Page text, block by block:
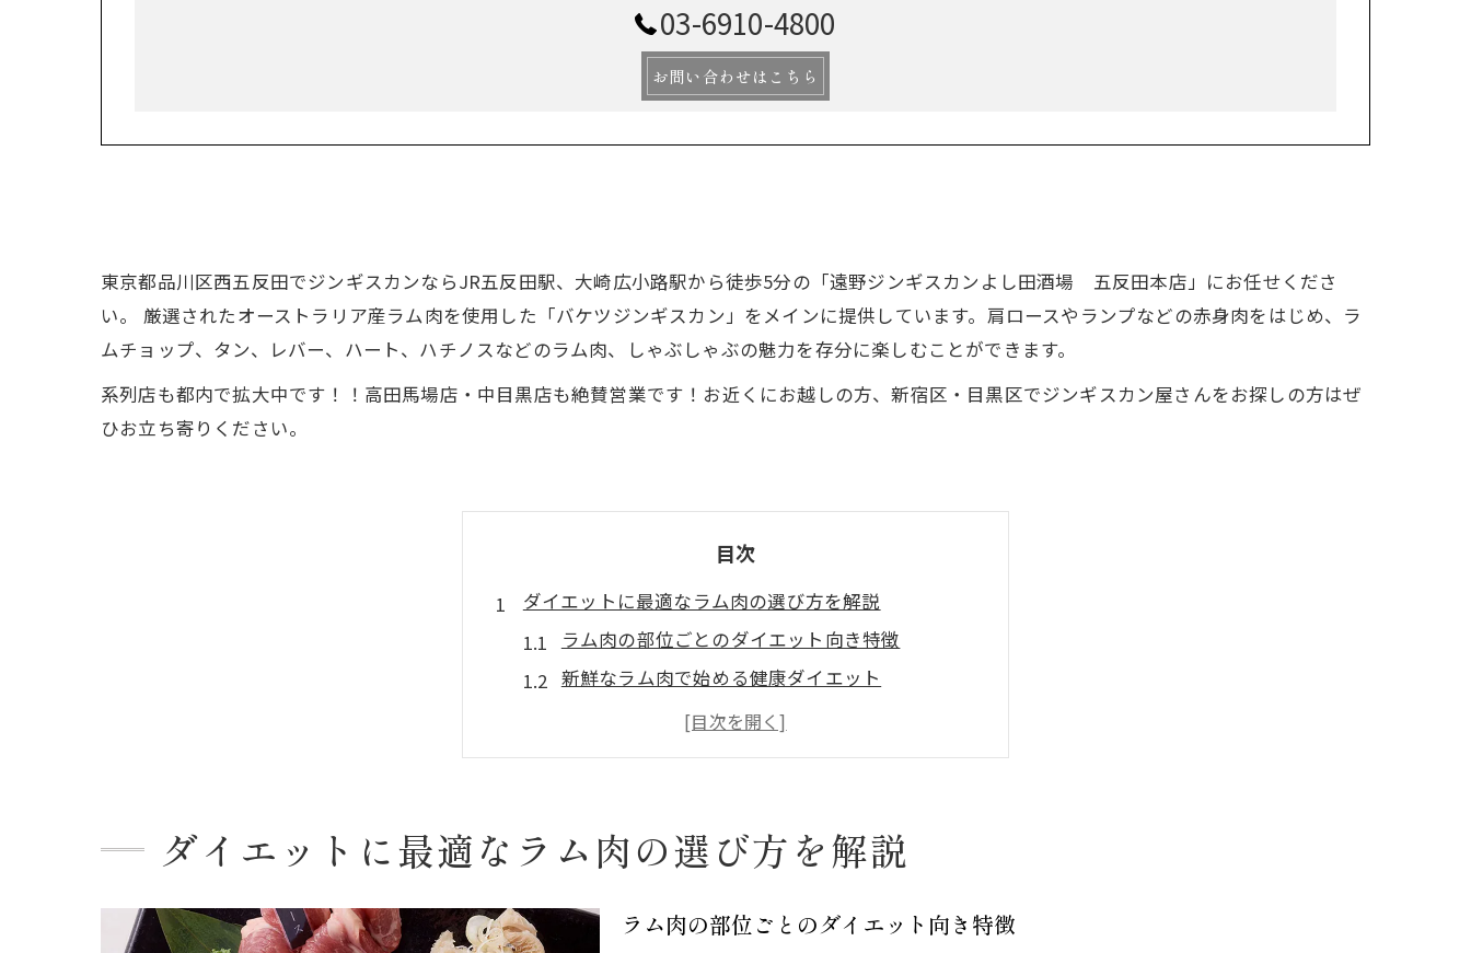
03-6910-4800
お問い合わせはこちら
東京都品川区西五反田でジンギスカンならJR五反田駅、大崎広小路駅から徒歩5分の「遠野ジンギスカンよし田酒場 五反田本店」にお任せくださ
い。 厳選されたオーストラリア産ラム肉を使用した「バケツジンギスカン」をメインに提供しています。肩ロースやランプなどの赤身肉をはじめ、ラ
ムチョップ、タン、レバー、ハート、ハチノスなどのラム肉、しゃぶしゃぶの魅力を存分に楽しむことができます。
系列店も都内で拡大中です！！高田馬場店・中目黒店も絶賛営業です！お近くにお越しの方、新宿区・目黒区でジンギスカン屋さんをお探しの方はぜ
ひお立ち寄りください。
目次
ダイエットに最適なラム肉の選び方を解説
ラム肉の部位ごとのダイエット向き特徴
新鮮なラム肉で始める健康ダイエット
ラム肉の手切りが味と栄養を左右する理由
ジンギスカンでラム肉ダイエットを楽しむ方法
脂肪燃焼を後押しするジンギスカン体験
ジンギスカンで味わうラム肉の脂肪燃焼パワー
ラム肉のLカルニチンが脂肪燃焼を強力サポート
ダイエットに最適なラム肉の選び方を解説
ラム肉の部位ごとのダイエット向き特徴